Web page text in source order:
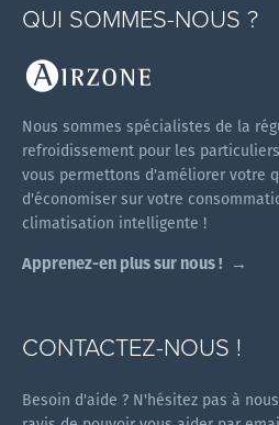
QUI SOMMES-NOUS ?
Nous sommes spécialistes de la
refroidissement pour les
vous permettons d'améliorer votre
d'économiser sur votre
climatisation intelligente !
Apprenez-en plus sur nous !
CONTACTEZ-NOUS !
Besoin d'aide ? N'hésitez pas à